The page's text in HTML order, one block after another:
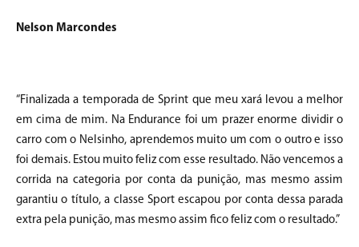
Nelson Marcondes
“Finalizada a temporada de Sprint que meu xará levou a melhor
em cima de mim. Na Endurance foi um prazer enorme dividir o
carro com o Nelsinho, aprendemos muito um com o outro e isso
foi demais. Estou muito feliz com esse resultado. Não vencemos a
corrida na categoria por conta da punição, mas mesmo assim
garantiu o título, a classe Sport escapou por conta dessa parada
extra pela punição, mas mesmo assim fico feliz com o resultado.”